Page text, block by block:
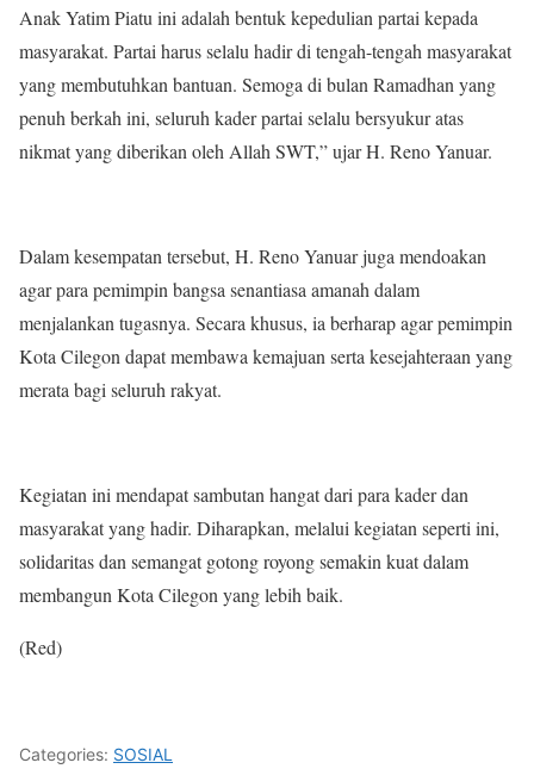
Anak Yatim Piatu ini adalah bentuk kepedulian partai kepada
masyarakat. Partai harus selalu hadir di tengah-tengah masyarakat
yang membutuhkan bantuan. Semoga di bulan Ramadhan yang
penuh berkah ini, seluruh kader partai selalu bersyukur atas
nikmat yang diberikan oleh Allah SWT,” ujar H. Reno Yanuar.
Dalam kesempatan tersebut, H. Reno Yanuar juga mendoakan
agar para pemimpin bangsa senantiasa amanah dalam
menjalankan tugasnya. Secara khusus, ia berharap agar pemimpin
Kota Cilegon dapat membawa kemajuan serta kesejahteraan yang
merata bagi seluruh rakyat.
Kegiatan ini mendapat sambutan hangat dari para kader dan
masyarakat yang hadir. Diharapkan, melalui kegiatan seperti ini,
solidaritas dan semangat gotong royong semakin kuat dalam
membangun Kota Cilegon yang lebih baik.
(Red)
Categories: SOSIAL